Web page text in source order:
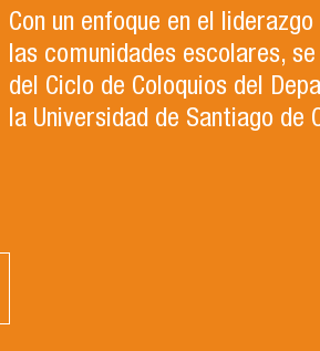
Con un enfoque en el
las comunidades escolares,
del Ciclo de Coloquios del
la Universidad de Santiago de